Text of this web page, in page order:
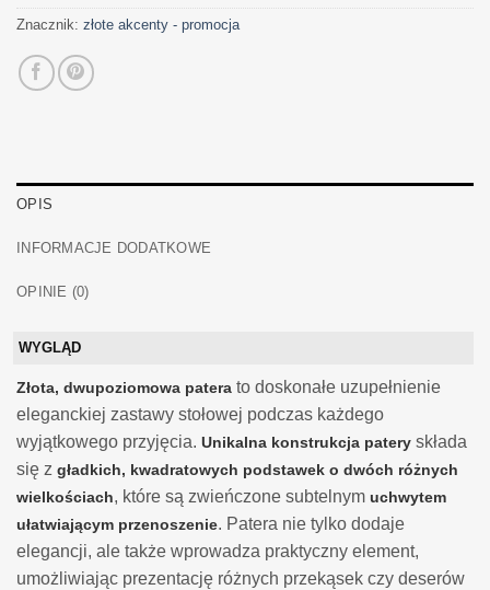
Znacznik: złote akcenty - promocja
OPIS
INFORMACJE DODATKOWE
OPINIE (0)
WYGLĄD
Złota, dwupoziomowa patera to doskonałe uzupełnienie
eleganckiej zastawy stołowej podczas każdego
wyjątkowego przyjęcia. Unikalna konstrukcja patery składa
się z gładkich, kwadratowych podstawek o dwóch różnych
wielkościach, które są zwieńczone subtelnym uchwytem
ułatwiającym przenoszenie. Patera nie tylko dodaje
elegancji, ale także wprowadza praktyczny element,
umożliwiając prezentację różnych przekąsek czy deserów